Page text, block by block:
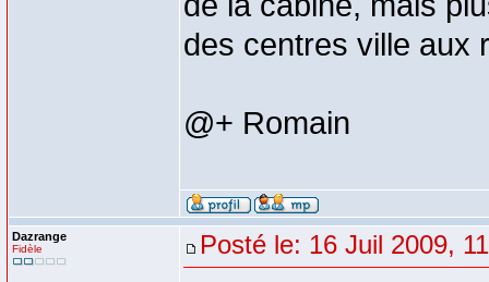
des centres ville aux
@+ Romain
Dazrange
Fidèle Posté le: 16 Juil 2009,